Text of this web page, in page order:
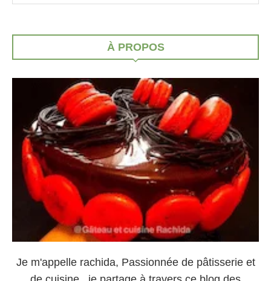
À PROPOS
Je m'appelle rachida, Passionnée de pâtisserie et